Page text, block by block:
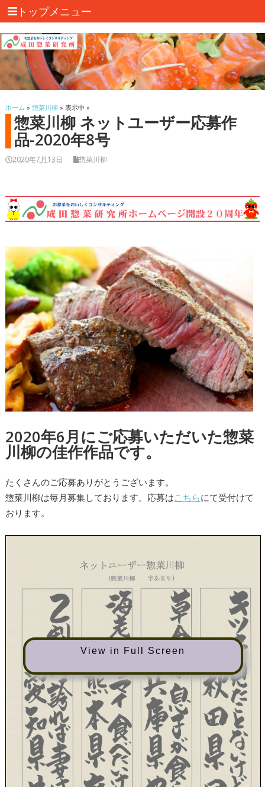
トップメニュー
ホーム » 惣菜川柳» 表示中 »
惣菜川柳 ネットユーザー応募作
品-2020年8号
2020年7月13日 惣菜川柳
2020年6月にご応募いただいた惣菜
川柳の佳作作品です。
たくさんのご応募ありがとうございます。
惣菜川柳は毎月募集しております。応募はこちらにて受付けて
おります。
View in Full Screen